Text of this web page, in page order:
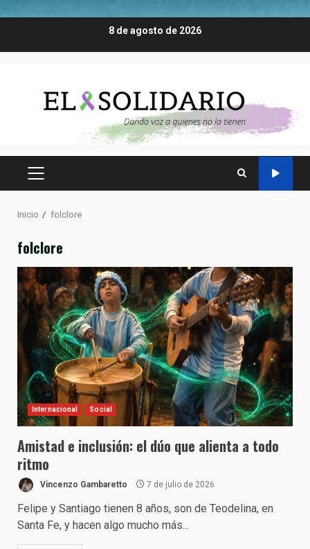
8 de agosto de 2026
MENÚ
Inicio folclore
folclore
Internacional Social
Amistad e inclusión: el dúo que alienta a todo
ritmo
Vincenzo Gambaretto 7 de julio de 2026
Felipe y Santiago tienen 8 años, son de Teodelina, en
Santa Fe, y hacen algo mucho más...